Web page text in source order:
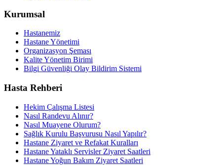
Kurumsal
Hastanemiz
Hastane Yönetimi
Organizasyon Şeması
Kalite Yönetim Birimi
Bilgi Güvenliği Olay Bildirim Sistemi
Hasta Rehberi
Hekim Çalışma Listesi
Nasıl Randevu Alınır?
Nasıl Muayene Olurum?
Sağlık Kurulu Başvurusu Nasıl Yapılır?
Hastane Ziyaret ve Refakat Kuralları
Hastane Yataklı Servisler Ziyaret Saatleri
Hastane Yoğun Bakım Ziyaret Saatleri